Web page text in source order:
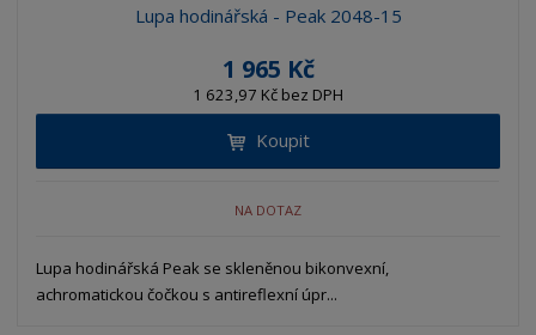
Lupa hodinářská - Peak 2048-15
1 965 Kč
1 623,97 Kč bez DPH
Koupit
NA DOTAZ
Lupa hodinářská Peak se skleněnou bikonvexní,
achromatickou čočkou s antireflexní úpr...